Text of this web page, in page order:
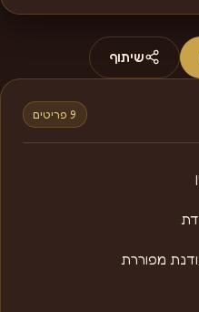
שיתוף
9 פריטים